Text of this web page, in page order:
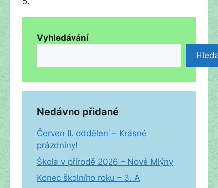
Vyhledávání
Nedávno přidané
Červen II. oddělení – Krásné
prázdniny!
Škola v přírodě 2026 – Nové Mlýny
Konec školního roku – 3. A